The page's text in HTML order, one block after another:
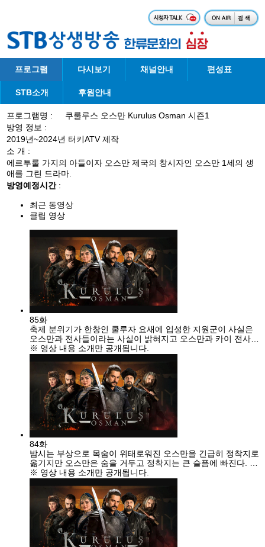
프로그램 다시보기 채널안내 편성표
STB소개 후원안내
프로그램명 :
쿠룰루스 오스만 Kurulus Osman 시즌1
방영 정보 :
2019년~2024년 터키ATV 제작
소 개 :
에르투룰 가지의 아들이자 오스만 제국의 창시자인 오스만 1세의 생
애를 그린 드라마.
방영예정시간 :
최근 동영상
클립 영상
85화
축제 분위기가 한창인 쿨루자 요새에 입성한 지원군이 사실은
오스만과 전사들이라는 사실이 밝혀지고 오스만과 카이 전사들
은 소피아를 죽이고 요새를 정복한다. 뒤늦게 오스만이 가짜로
르는 오스만의 초대에 응하며 쿨루자 요새로 찾아가 오스만과
화해한다.
※ 영상 내용 소개만 공개됩니다.
84화
밤시는 부상으로 목숨이 위태로워진 오스만을 긴급히 정착지로
옮기지만 오스만은 숨을 거두고 정착지는 큰 슬픔에 빠진다. 오
스만이 죽었다는 소식에 소피아는 기쁨의 축제를 벌이고 때마
그 사이, 아이귈을 죽이려던 살투크는 아이귈이 도망간 사실을
발견하게 되는데...
※ 영상 내용 소개만 공개됩니다.